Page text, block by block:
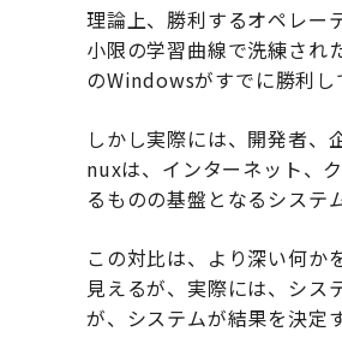
理論上、勝利するオペレー
小限の学習曲線で洗練され
のWindowsがすでに勝利し
しかし実際には、開発者
nuxは、インターネット、
るものの基盤となるシステ
この対比は、より深い何か
見えるが、実際には、シス
が、システムが結果を決定